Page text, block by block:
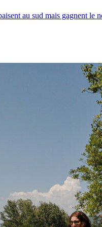
au sud mais gagnent le